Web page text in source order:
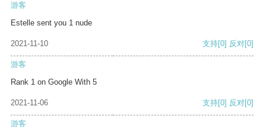
游客
Estelle sent you 1 nude
2021-11-10 支持[0] 反对[0]
游客
Rank 1 on Google With 5
2021-11-06 支持[0] 反对[0]
游客